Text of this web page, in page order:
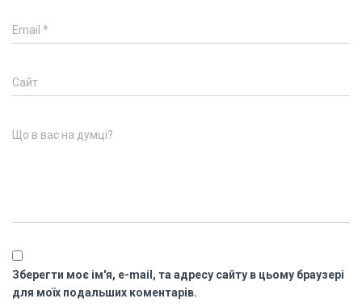
Email *
Сайт
Що в вас на думці?
Зберегти моє ім'я, e-mail, та адресу сайту в цьому браузері
для моїх подальших коментарів.